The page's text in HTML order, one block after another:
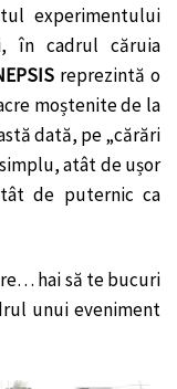
experimentului
în cadrul căruia
reprezintă o
moștenite de la
dată, pe „cărări
atât de ușor
de puternic ca
hai să te bucuri
unui eveniment